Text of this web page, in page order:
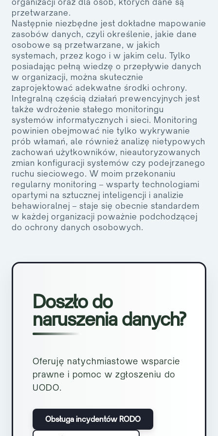
organizacji oraz dla osób, których dane są
przetwarzane.
Następnie niezbędne jest dokładne mapowanie
zasobów danych, czyli określenie, jakie dane
osobowe są przetwarzane, w jakich
systemach, przez kogo i w jakim celu. Tylko
posiadając pełną wiedzę o przepływie danych
w organizacji, można skutecznie
zaprojektować adekwatne środki ochrony.
Integralną częścią działań prewencyjnych jest
także wdrożenie stałego monitoringu
systemów informatycznych i sieci. Monitoring
powinien obejmować nie tylko wykrywanie
prób włamań, ale również analizę nietypowych
zachowań użytkowników, nieautoryzowanych
zmian konfiguracji systemów czy podejrzanego
ruchu sieciowego. W moim przekonaniu
regularny monitoring – wsparty technologiami
opartymi na sztucznej inteligencji i analizie
behawioralnej – staje się obecnie standardem
w każdej organizacji poważnie podchodzącej
do ochrony danych osobowych.
Doszło do
naruszenia danych?
Oferuję natychmiastowe wsparcie
prawne i pomoc w zgłoszeniu do
UODO.
Obsługa incydentów RODO